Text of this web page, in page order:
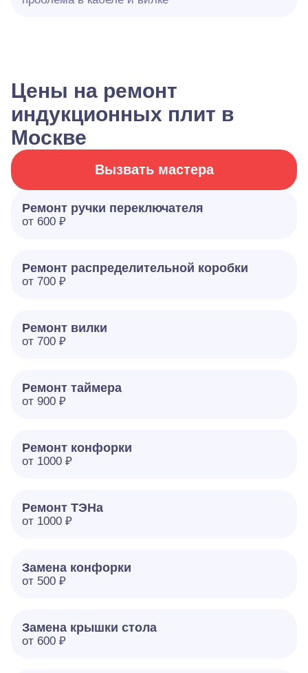
Цены на ремонт
индукционных плит в
Москве
Вызвать мастера
Ремонт ручки переключателя
от 600 ₽
Ремонт распределительной коробки
от 700 ₽
Ремонт вилки
от 700 ₽
Ремонт таймера
от 900 ₽
Ремонт конфорки
от 1000 ₽
Ремонт ТЭНа
от 1000 ₽
Замена конфорки
от 500 ₽
Замена крышки стола
от 600 ₽